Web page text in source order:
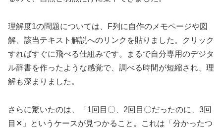
理解度1の問題については、F列に自作のメモページや図
解、該当テキスト解説へのリンクを貼りました。クリック
すればすぐに飛べる仕組みです。まるで自分専用のデジタ
ル辞書を作ったような感覚で、調べる時間が短縮され、理
解も深まりました。
さらに驚いたのは、「1回目〇、2回目〇だったのに、3回
目✕」というケースが見つかること。これは「分かったつ